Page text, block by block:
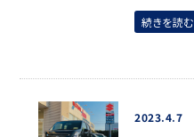
続きを読む
2023.4.7